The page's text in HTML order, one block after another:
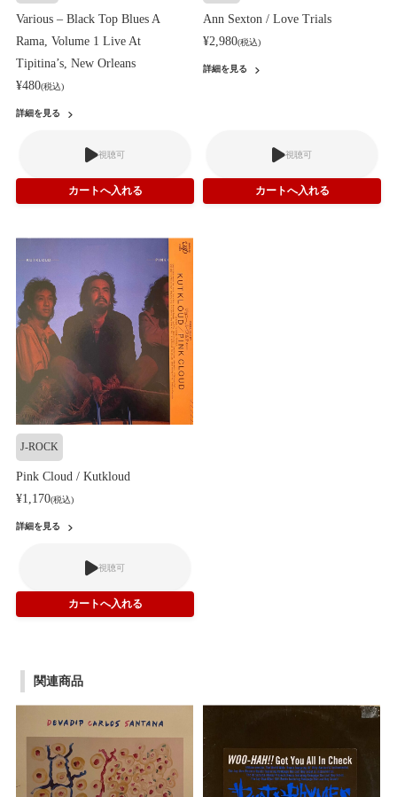
Various – Black Top Blues A
Rama, Volume 1 Live At
Tipitina’s, New Orleans
¥480(税込)
詳細を見る
視聴可
Ann Sexton / Love Trials
¥2,980(税込)
詳細を見る
視聴可
J-ROCK
Pink Cloud / Kutkloud
¥1,170(税込)
詳細を見る
視聴可
関連商品